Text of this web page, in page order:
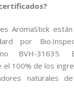
AromaStick
por
BVH-31635.
el 100% de los
naturales